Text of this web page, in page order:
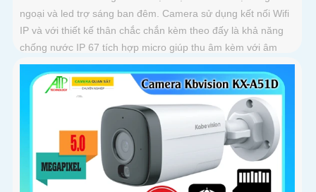
ngoại và led trợ sáng ban đêm. Camera sử dụng kết nối Wifi
IP và với thiết kế thân chắc chắn kèm theo đấy là khả năng
chống nước IP 67 tích hợp micro giúp thu âm kèm với âm
thanh